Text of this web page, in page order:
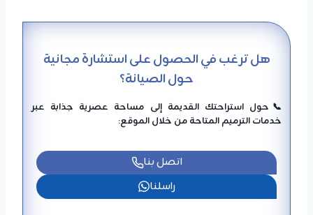
​هل ترغب في الحصول على استشارة مجانية
حول الصيانة؟
📞حول استراحتك القديمة إلى مساحة عصرية جذابة عبر
خدمات الترميم المتاحة من خلال الموقع:
اتصل بنا
راسلنا